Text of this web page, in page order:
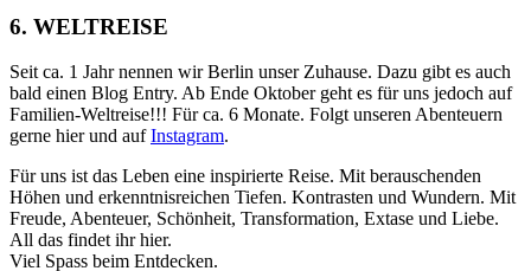
6. WELTREISE
Seit ca. 1 Jahr nennen wir Berlin unser Zuhause. Dazu gibt es auch
bald einen Blog Entry. Ab Ende Oktober geht es für uns jedoch auf
Familien-Weltreise!!! Für ca. 6 Monate. Folgt unseren Abenteuern
gerne hier und aufInstagram.
Für uns ist das Leben eine inspirierte Reise. Mit berauschenden
Höhen und erkenntnisreichen Tiefen. Kontrasten und Wundern. Mit
Freude, Abenteuer, Schönheit, Transformation, Extase und Liebe.
All das findet ihr hier.
Viel Spass beim Entdecken.